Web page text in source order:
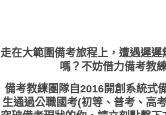
走在大範圍備考旅程上， 遭遇遲遲
嗎？不妨借力備考教
備考教練團隊自2016開創系統式
生通過公職國考(初等、普考、高